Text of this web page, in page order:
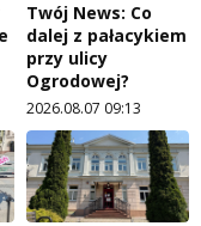
Twój News: Co
dalej z pałacykiem
przy ulicy
Ogrodowej?
2026.08.07 09:13